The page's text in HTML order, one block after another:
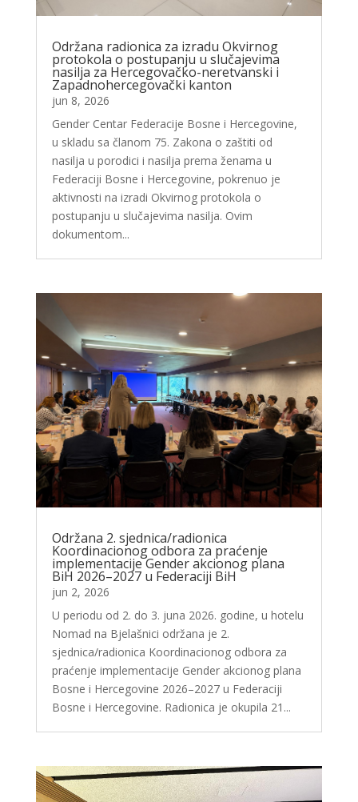
Održana radionica za izradu Okvirnog
protokola o postupanju u slučajevima
nasilja za Hercegovačko-neretvanski i
Zapadnohercegovački kanton
jun 8, 2026
Gender Centar Federacije Bosne i Hercegovine,
u skladu sa članom 75. Zakona o zaštiti od
nasilja u porodici i nasilja prema ženama u
Federaciji Bosne i Hercegovine, pokrenuo je
aktivnosti na izradi Okvirnog protokola o
postupanju u slučajevima nasilja. Ovim
dokumentom...
Održana 2. sjednica/radionica
Koordinacionog odbora za praćenje
implementacije Gender akcionog plana
BiH 2026–2027 u Federaciji BiH
jun 2, 2026
U periodu od 2. do 3. juna 2026. godine, u hotelu
Nomad na Bjelašnici održana je 2.
sjednica/radionica Koordinacionog odbora za
praćenje implementacije Gender akcionog plana
Bosne i Hercegovine 2026–2027 u Federaciji
Bosne i Hercegovine. Radionica je okupila 21...